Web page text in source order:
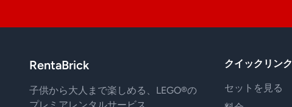
RentaBrick
子供から大人まで楽しめる、LEGO®の
クイックリンク
セットを見る